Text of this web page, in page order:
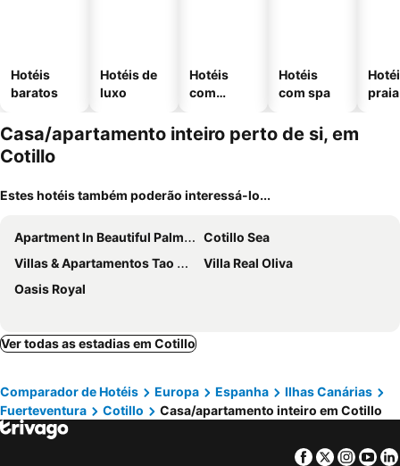
Hotéis
baratos
Hotéis de
luxo
Hotéis
com
Hotéis
com spa
praia
Casa/apartamento inteiro perto de si, em
Cotillo
Estes hotéis também poderão interessá-lo...
Apartment In Beautiful Palm Trees And Large Pools With Private Terrace
Cotillo Sea
Villas & Apartamentos Tao Mazo
Villa Real Oliva
Oasis Royal
Ver todas as estadias em Cotillo
Comparador de Hotéis Europa Espanha
Ilhas Canárias
Fuerteventura
Cotillo Casa/apartamento inteiro em Cotillo
Facebook
Twitter